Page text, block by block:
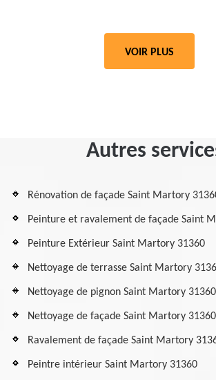
VOIR PLUS
Autres
Rénovation de façade Saint Martory
Peinture et ravalement de façade Saint
Peinture Extérieur Saint Martory 31360
Nettoyage de terrasse Saint Martory
Nettoyage de pignon Saint Martory 31360
Nettoyage de façade Saint Martory 31360
Ravalement de façade Saint Martory
Peintre intérieur Saint Martory 31360